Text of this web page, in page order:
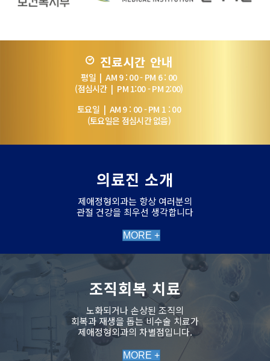
진료시간 안내
평일 | AM 9 : 00 - PM 6 : 00
(점심시간 | PM 1:00 - PM 2:00)
토요일 | AM 9 : 00 - PM 1 : 00
(토요일은 점심시간 없음)
의료진 소개
제애정형외과는 항상 여러분의
관절 건강을 최우선 생각합니다
MORE +
조직회복 치료
노화되거나 손상된 조직의
회복과 재생을 돕는 비수술 치료가
제애정형외과의 차별점입니다.
MORE +